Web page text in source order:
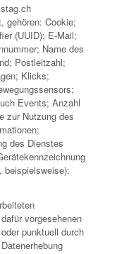
gehören: Cookie;
(UUID); E-Mail;
Name des
Postleitzahl;
Klicks;
Events; Anzahl
zur Nutzung des
des Dienstes
beispielsweise);
vorgesehenen
punktuell durch